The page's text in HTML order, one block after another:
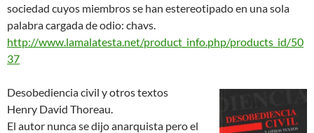
sociedad cuyos miembros se han estereotipado en una sola
palabra cargada de odio: chavs.
http://www.lamalatesta.net/product_info.php/products_id/50
37
Desobediencia civil y otros textos
Henry David Thoreau.
El autor nunca se dijo anarquista pero el